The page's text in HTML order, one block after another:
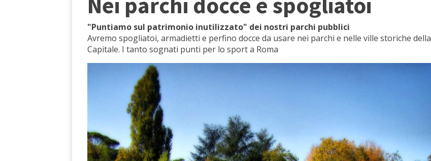
"Puntiamo sul patrimonio inutilizzato" dei nostri parchi pubblici
Avremo spogliatoi, armadietti e perfino docce da usare nei parchi e nelle ville storiche della
Capitale. I tanto sognati punti per lo sport a Roma